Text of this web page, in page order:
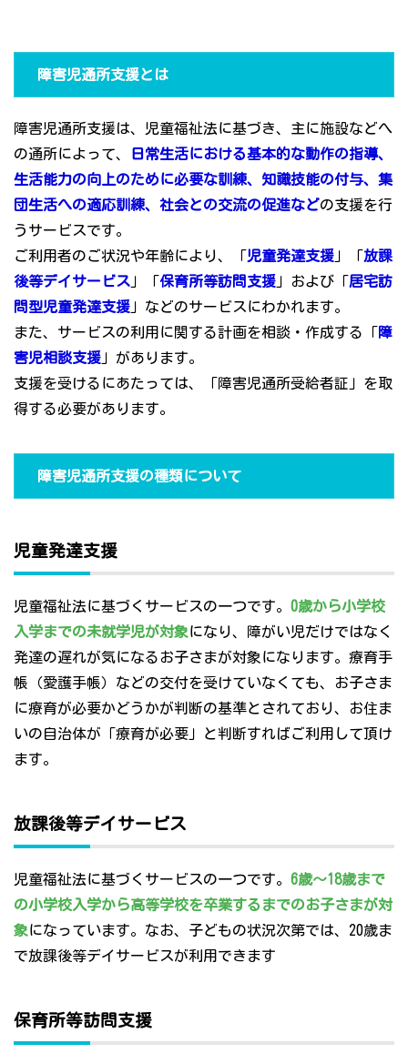
障害児通所支援とは
障害児通所支援は、児童福祉法に基づき、主に施設などへ
の通所によって、
日常生活における基本的な動作の指導、
生活能力の向上のために必要な訓練、知識技能の付与、集
団生活への適応訓練、社会との交流の促進などの支援を行
うサービスです。
ご利用者のご状況や年齢により、「児童発達支援 」「放課
後等デイサービス 」「保育所等訪問支援 」および「居宅訪
問型児童発達支援 」などのサービスにわかれます。
また、サービスの利用に関する計画を相談・作成する「障
害児相談支援 」があります。
支援を受けるにあたっては、「障害児通所受給者証」を取
得する必要があります。
障害児通所支援の種類について
児童発達支援
児童福祉法に基づくサービスの一つです。 0歳から小学校
入学までの未就学児が対象になり、障がい児だけではなく
発達の遅れが気になるお子さまが対象になります。療育手
帳（愛護手帳）などの交付を受けていなくても、お子さま
に療育が必要かどうかが判断の基準とされており、お住ま
いの自治体が「療育が必要」と判断すればご利用して頂け
ます。
放課後等デイサービス
児童福祉法に基づくサービスの一つです。 6歳～18歳まで
の小学校入学から高等学校を卒業するまでのお子さまが対
象になっています。なお、子どもの状況次第では、20歳ま
で放課後等デイサービスが利用できます
保育所等訪問支援